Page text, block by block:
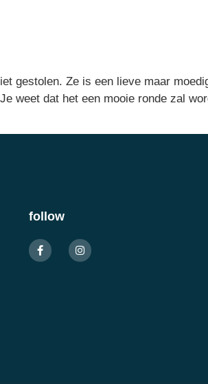
gestolen. Ze is een lieve maar
weet dat het een mooie ronde zal
follow